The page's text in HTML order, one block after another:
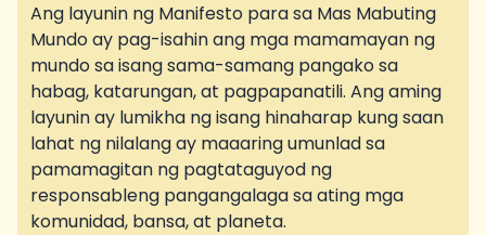
Ang layunin ng Manifesto para sa Mas Mabuting
Mundo ay pag-isahin ang mga mamamayan ng
mundo sa isang sama-samang pangako sa
habag, katarungan, at pagpapanatili. Ang aming
layunin ay lumikha ng isang hinaharap kung saan
lahat ng nilalang ay maaaring umunlad sa
pamamagitan ng pagtataguyod ng
responsableng pangangalaga sa ating mga
komunidad, bansa, at planeta.